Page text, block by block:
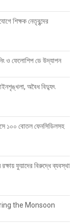
শিক্ষক নেতৃবৃন্দের
ও ফেলোশিপ ডে উদ্‌যাপন
অবৈধ বিদ্যুৎ
১০০ বোতল ফেনসিডিলসহ
ফুয়াদের বিরুদ্ধে ব্যবস্থা
the Monsoon